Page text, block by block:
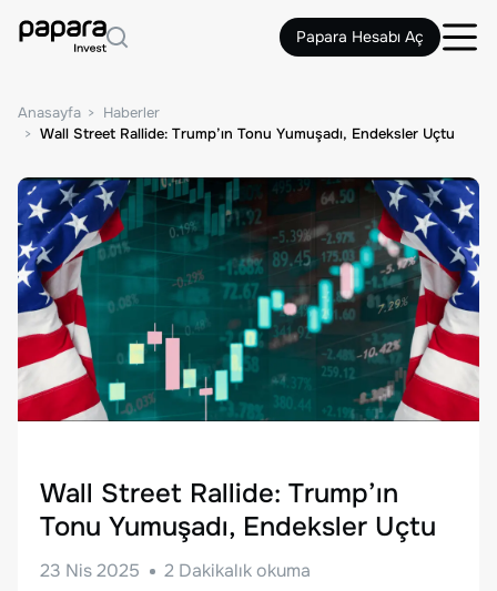
Papara Hesabı Aç
Anasayfa
Haberler
Wall Street Rallide: Trump’ın Tonu Yumuşadı, Endeksler Uçtu
Wall Street Rallide: Trump’ın
Tonu Yumuşadı, Endeksler Uçtu
23 Nis 2025 2 Dakikalık okuma